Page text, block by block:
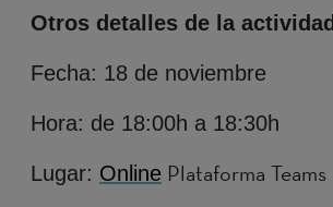
Otros detalles de la actividad
Fecha: 18 de noviembre
Hora: de 18:00h a 18:30h
Lugar: Online Plataforma Teams